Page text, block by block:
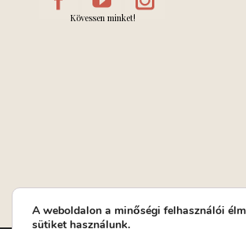
Kövessen minket!
A weboldalon a minőségi felhasználói
sütiket használunk.